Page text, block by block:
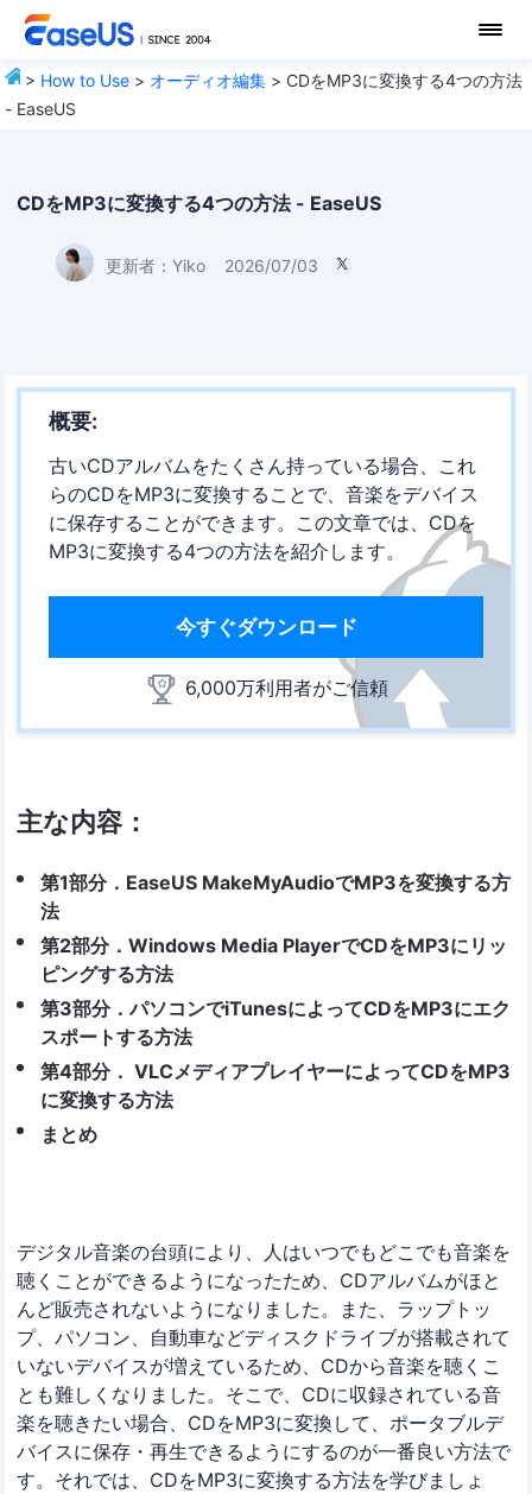
> How to Use > オーディオ編集 > CDをMP3に変換する4つの方法
- EaseUS
CDをMP3に変換する4つの方法 - EaseUS
更新者： Yiko 2026/07/03 
概要:
古いCDアルバムをたくさん持っている場合、これ
らのCDをMP3に変換することで、音楽をデバイス
に保存することができます。この文章では、CDを
MP3に変換する4つの方法を紹介します。
今すぐダウンロード
6,000万利用者がご信頼
主な内容：
第1部分．EaseUS MakeMyAudioでMP3を変換する方
法
第2部分．Windows Media PlayerでCDをMP3にリッ
ピングする方法
第3部分．パソコンでiTunesによってCDをMP3にエク
スポートする方法
第4部分． VLCメディアプレイヤーによってCDをMP3
に変換する方法
まとめ
デジタル音楽の台頭により、人はいつでもどこでも音楽を
聴くことができるようになったため、CDアルバムがほと
んど販売されないようになりました。また、ラップトッ
プ、パソコン、自動車などディスクドライブが搭載されて
いないデバイスが増えているため、CDから音楽を聴くこ
とも難しくなりました。そこで、CDに収録されている音
楽を聴きたい場合、CDをMP3に変換して、ポータブルデ
バイスに保存・再生できるようにするのが一番良い方法で
す。それでは、CDをMP3に変換する方法を学びましょ